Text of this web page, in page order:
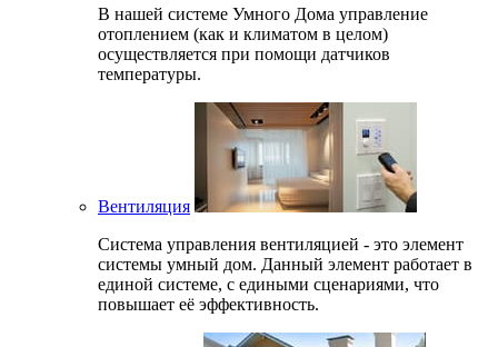
В нашей системе Умного Дома управление
отоплением (как и климатом в целом)
осуществляется при помощи датчиков
температуры.
Вентиляция
Система управления вентиляцией - это элемент
системы умный дом. Данный элемент работает в
единой системе, с едиными сценариями, что
повышает её эффективность.